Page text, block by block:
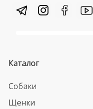
Каталог
Собаки
Щенки